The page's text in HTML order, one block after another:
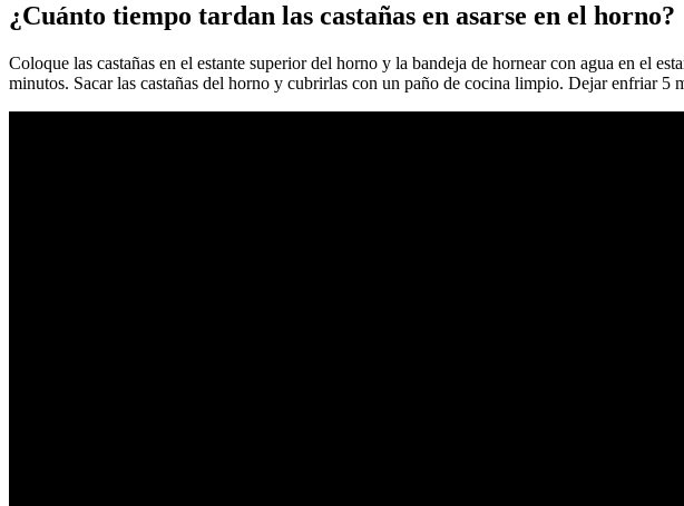
¿Cuánto tiempo tardan las castañas en asarse en el horno?
Coloque las castañas en el estante superior del horno y la bandeja de hornear con agua en el
minutos. Sacar las castañas del horno y cubrirlas con un paño de cocina limpio. Dejar enfriar 5